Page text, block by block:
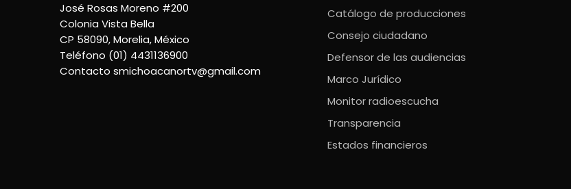
José Rosas Moreno #200
Colonia Vista Bella
CP 58090, Morelia, México
Teléfono (01) 4431136900
Contacto smichoacanortv@gmail.com
Catálogo de producciones
Consejo ciudadano
Defensor de las audiencias
Marco Jurídico
Monitor radioescucha
Transparencia
Estados financieros